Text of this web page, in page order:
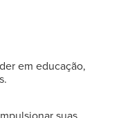
em educação,